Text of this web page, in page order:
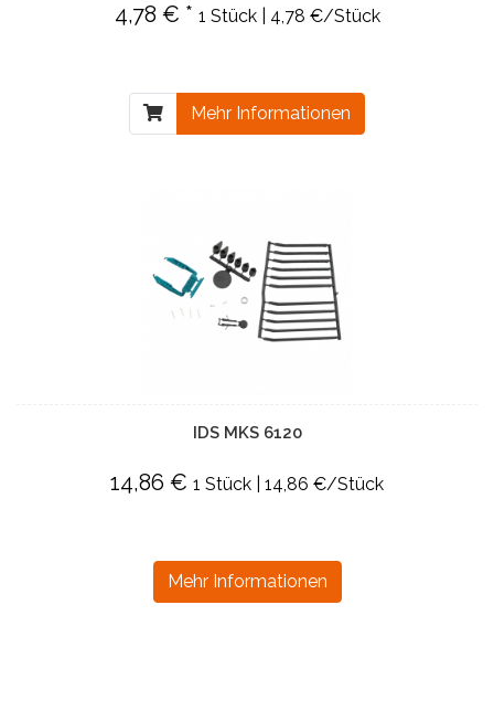
4,78 € * 1 Stück | 4,78 €/Stück
Mehr Informationen
IDS MKS 6120
14,86 € 1 Stück | 14,86 €/Stück
Mehr Informationen